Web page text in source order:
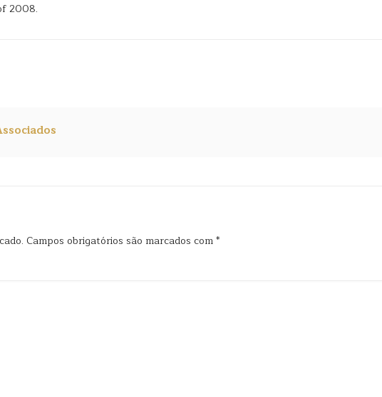
2008.
Campos obrigatórios são marcados com*